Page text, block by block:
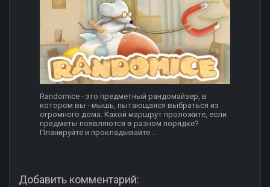
Randomice - это предметный рандомайзер, в
котором вы - мышь, пытающаяся выбраться из
огромного дома. Какой маршрут проложите, если
предметы появляются в разном порядке?
Планируйте и прокладывайте...
Добавить комментарий: